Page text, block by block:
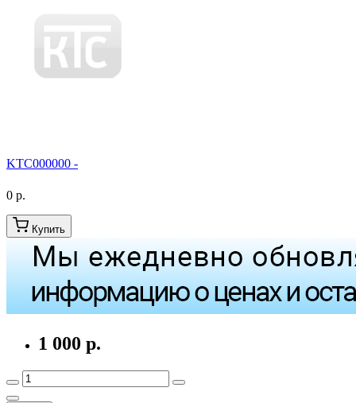
KTC000000 -
0 р.
Купить
1 000 р.